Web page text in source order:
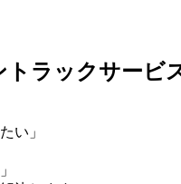
トラックサービ
い」